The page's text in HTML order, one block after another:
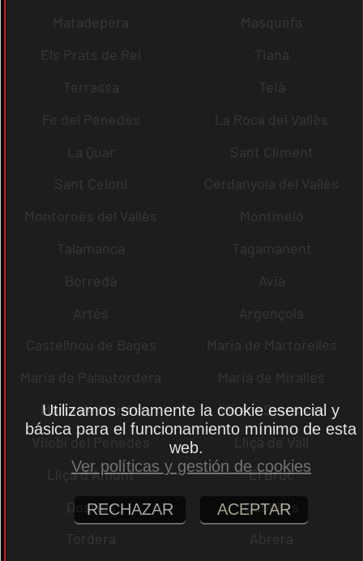
Matadepera
Masquefa
Els Prats de Rei
Tiana
Terrassa
Teià
Fe del Penedès
La Roca del Vallès
La Quar
Sant Climent
Sant Celoni
Cerdanyola del Vallès
Montornès del Vallès
Montmeló
Talamanca
Tagamanent
Borredà
Avià
Artés
Argençola
Castellnou de Bages
Maria de Martorelles
Maria de Palautordera
Maria de Miralles
Maria de Merlès
Viver i Serrateix
Vilobí del Penedès
Lliçà de Vall
Lliçà d´Amunt
El Bruc
Dosrius
Cubelles
Tordera
Abrera
Utilizamos solamente la cookie esencial y
básica para el funcionamiento mínimo de esta
web.
Ver políticas y gestión de cookies
RECHAZAR ACEPTAR